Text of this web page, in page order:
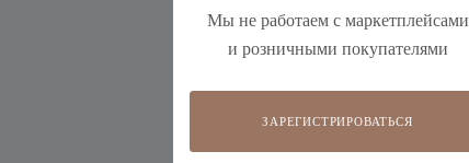
Мы неработаем с маркетплейсами
и розничными покупателями
ЗАРЕГИСТРИРОВАТЬСЯ